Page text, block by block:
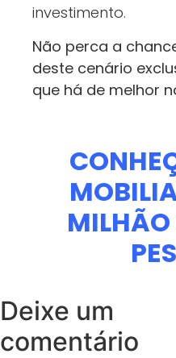
investimento.
Não perca a
deste cenário
que há de melhor
Deixe um
comentário